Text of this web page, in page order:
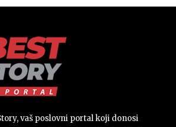
vaš poslovni portal koji donosi